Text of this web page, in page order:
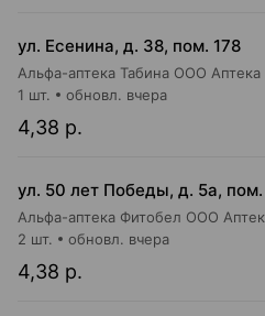
ул. Есенина, д. 38, пом. 178
Альфа-аптека Табина ООО
4,38 р.
1 шт. обновл. вчера
ул. 50 лет Победы, д. 5а,
Альфа-аптека Фитобел ООО
4,38 р.
2 шт. обновл. вчера